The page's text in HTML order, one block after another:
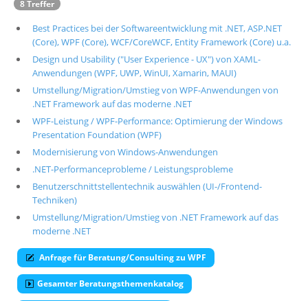
Wissen
Über uns
Suche
8 Treffer
Best Practices bei der Softwareentwicklung mit .NET, ASP.NET
(Core), WPF (Core), WCF/CoreWCF, Entity Framework (Core) u.a.
Design und Usability ("User Experience - UX") von XAML-
Anwendungen (WPF, UWP, WinUI, Xamarin, MAUI)
Umstellung/Migration/Umstieg von WPF-Anwendungen von
.NET Framework auf das moderne .NET
WPF-Leistung / WPF-Performance: Optimierung der Windows
Presentation Foundation (WPF)
Modernisierung von Windows-Anwendungen
.NET-Performanceprobleme / Leistungsprobleme
Benutzerschnittstellentechnik auswählen (UI-/Frontend-
Techniken)
Umstellung/Migration/Umstieg von .NET Framework auf das
moderne .NET
Anfrage für Beratung/Consulting zu WPF
Gesamter Beratungsthemenkatalog